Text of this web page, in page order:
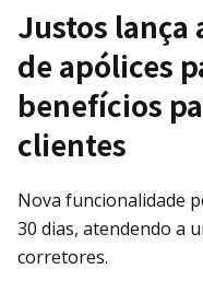
Justos lança
de apólices
benefícios
clientes
Nova funcionalidade
30 dias, atendendo a
corretores.